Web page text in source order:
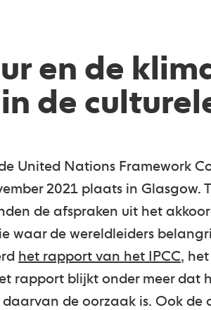
en de
de
United Nations Framework
2021 plaats in Glasgow.
de afspraken uit het
waar de wereldleiders
het rapport van het IPCC,
rapport blijkt onder meer dat
de oorzaak is. Ook de